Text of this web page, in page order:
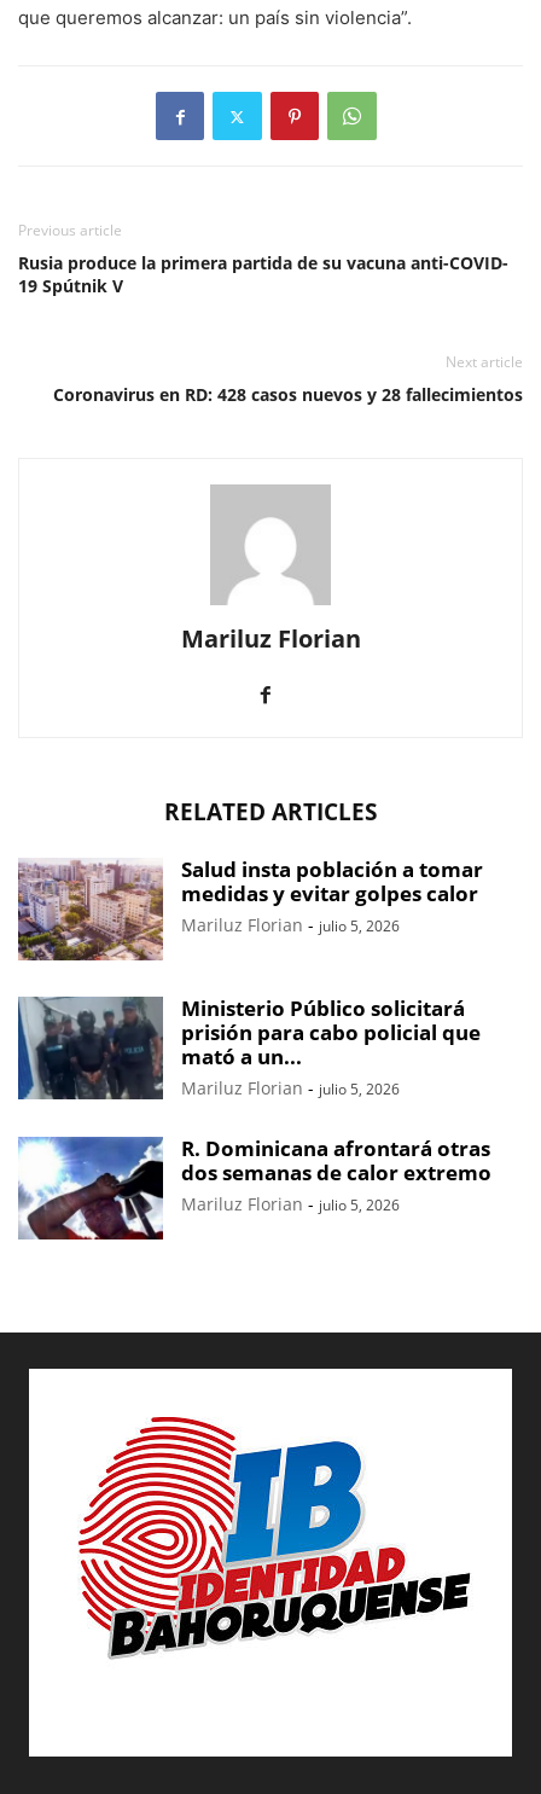
que queremos alcanzar: un país sin violencia”.
Previous article
Rusia produce la primera partida de su vacuna anti-COVID-
19 Spútnik V
Next article
Coronavirus en RD: 428 casos nuevos y 28 fallecimientos
Mariluz Florian
RELATED ARTICLES
Salud insta población a tomar
medidas y evitar golpes calor
Mariluz Florian - julio 5, 2026
Ministerio Público solicitará
prisión para cabo policial que
mató a un...
Mariluz Florian - julio 5, 2026
R. Dominicana afrontará otras
dos semanas de calor extremo
Mariluz Florian - julio 5, 2026